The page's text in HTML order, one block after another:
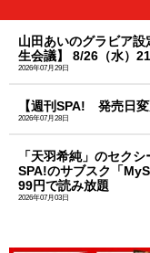
山田あいのグラビア
生会議】 8/26（水）
2026年07月29日
【週刊SPA! 発売日変
2026年07月28日
「天羽希純」のセク
SPA!のサブスク「
99円で読み放題
2026年07月03日